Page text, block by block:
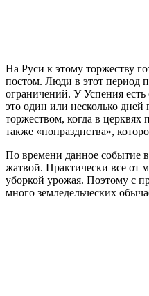
На Руси к этому торжеству
постом. Люди в этот период
ограничений. У Успения
это один или несколько
торжеством, когда в
также «попразднства»,
По времени данное событие
жатвой. Практически все от
уборкой урожая. Поэтому с
много земледельческих